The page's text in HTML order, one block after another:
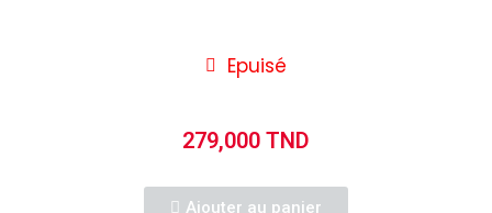
Epuisé
279,000 TND
Ajouter au panier